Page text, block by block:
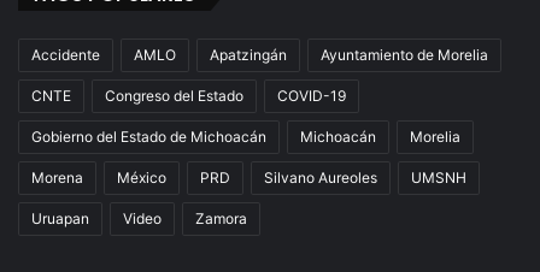
Accidente AMLO Apatzingán Ayuntamiento de Morelia
CNTE Congreso del Estado COVID-19
Gobierno del Estado de Michoacán Michoacán Morelia
Morena México PRD Silvano Aureoles UMSNH
Uruapan Video Zamora